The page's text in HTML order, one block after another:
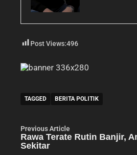
Post Views:496
TAGGED BERITA POLITIK
Navigasi
pos
Previous Article
article:
Rawa Terate Rutin Banjir,
Sekitar